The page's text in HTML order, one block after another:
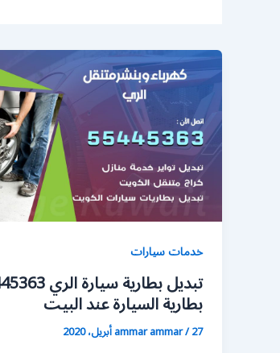
خدمات سيارات
بطارية السيارة عند البيت
ammar ammar/27 أبريل، 2020